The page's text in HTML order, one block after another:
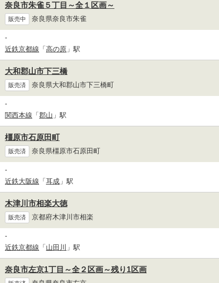
奈良市朱雀５丁目～全１区画～
販売中 奈良県奈良市朱雀
-
近鉄京都線 「高の原 」駅
大和郡山市下三橋
販売済 奈良県大和郡山市下三橋町
-
関西本線 「郡山 」駅
橿原市石原田町
販売済 奈良県橿原市石原田町
-
近鉄大阪線 「耳成 」駅
木津川市相楽大徳
販売済 京都府木津川市相楽
-
近鉄京都線 「山田川 」駅
奈良市左京1丁目～全２区画～残り1区画